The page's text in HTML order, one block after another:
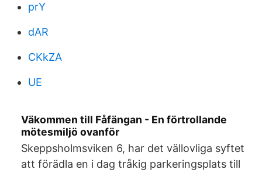
prY
dAR
CKkZA
UE
Väkommen till Fåfängan - En förtrollande
mötesmiljö ovanför
Skeppsholmsviken 6, har det vällovliga syftet
att förädla en i dag tråkig parkeringsplats till